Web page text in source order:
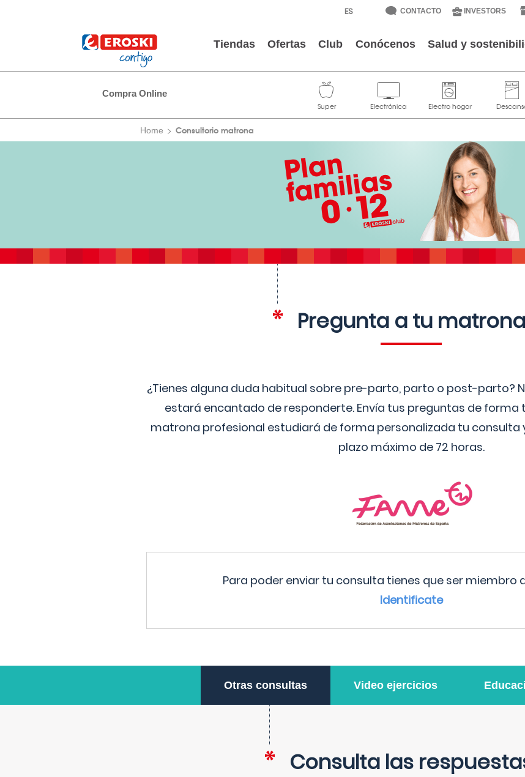
CONTACTO INVESTORS
Tiendas Ofertas Club Conócenos Salud y
Compra Online
Home Consultorio matrona
Pregunta a tu matrona
¿Tienes alguna duda habitual sobre pre-parto, parto o post-parto?
estará encantado de responderte. Envía tus preguntas de
matrona profesional estudiará de forma personalizada tu consulta
plazo máximo de 72 horas.
Para poder enviar tu consulta tienes que ser miembro
Identificate
Otras consultas Video ejercicios
Consulta las